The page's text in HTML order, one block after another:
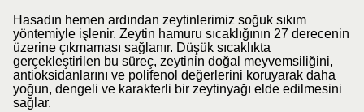
Hasadın hemen ardından zeytinlerimiz soğuk sıkım
yöntemiyle işlenir. Zeytin hamuru sıcaklığının 27 derecenin
üzerine çıkmaması sağlanır. Düşük sıcaklıkta
gerçekleştirilen bu süreç, zeytinin doğal meyvemsiliğini,
antioksidanlarını ve polifenol değerlerini koruyarak daha
yoğun, dengeli ve karakterli bir zeytinyağı elde edilmesini
sağlar.